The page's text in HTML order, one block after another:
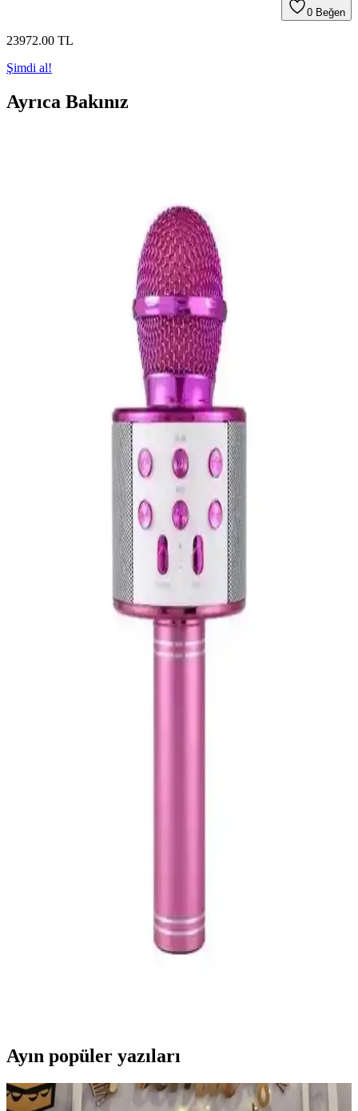
0 Beğen
23972.00 TL
Şimdi al!
Ayrıca Bakınız
dayanıklılık ve kolay kullanım ile profesyonel ve amatör
Platoon PL-2452 Mini Yaka Mikrofonu Ses Kalitesi
ve Çoklu Bağlantı Özellikleriyle Öne Çıkıyor
Platoon PL-2452 mikrofon seti, şık tasarımı, yüksek ses kalitesi ve
çoklu girişleriyle profesyonel ve amatör kullanım için ideal.
Rode Smartlav+ Plus Mikrofonu: Profesyonel ve
Taşınabilir Ses Kaydı Çözümü
Rode Smartlav+ Plus, yüksek kaliteli ses kaydı sağlayan taşınabilir
yaka mikrofonudur. Kompakt tasarımı ve dayanıklı yapısıyla hareket
halinde ve profesyonel çekimlerde ideal çözümdür.
OKMORE ve Tatu Karoake Mikrofonlarının
Detaylı Karşılaştırması ve Seçim Rehberi
İki popüler karaoke mikrofonunu karşılaştırıyoruz: OKMORE ve
Tatu. Özellikleri, kullanıcı yorumları ve performans analizleri ile en
uygun mikrofonu belirlemenize yardımcı oluyoruz.
Rode NT1 Signature Serisi Pembe Stüdyo
Mikrofonu Profesyonel Ses Kaydı İçin Uygun
Rode NT1 Signature serisi pembe mikrofon, yüksek hassasiyetli
kapsülü, düşük gürültü seviyesi ve dayanıklı tasarımıyla profesyonel
Evervox EVR KRK 02 ve Tatu WS-858
Karşılaştırması: Hangi Karaoke Mikrofonu Daha
Ayın popüler yazıları